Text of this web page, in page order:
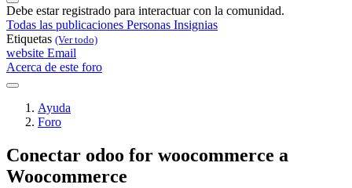
Debe estar registrado para interactuar con la comunidad.
Todas las publicaciones Personas Insignias
Etiquetas (Ver todo)
website Email
Acerca de este foro
Ayuda
Foro
Conectar odoo for woocommerce a
Woocommerce